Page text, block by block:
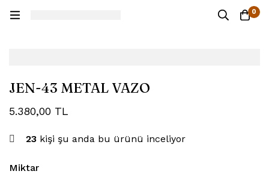
0
JEN-43 METAL VAZO
5.380,00 TL
23 kişi şu anda bu ürünü inceliyor
Miktar